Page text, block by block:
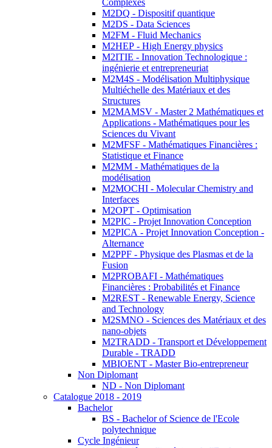
Complexes
M2DQ - Dispositif quantique
M2DS - Data Sciences
M2FM - Fluid Mechanics
M2HEP - High Energy physics
M2ITIE - Innovation Technologique :
ingénierie et entrepreneuriat
M2M4S - Modélisation Multiphysique
Multiéchelle des Matériaux et des
Structures
M2MAMSV - Master 2 Mathématiques et
Applications - Mathématiques pour les
Sciences du Vivant
M2MFSF - Mathématiques Financières :
Statistique et Finance
M2MM - Mathématiques de la
modélisation
M2MOCHI - Molecular Chemistry and
Interfaces
M2OPT - Optimisation
M2PIC - Projet Innovation Conception
M2PICA - Projet Innovation Conception -
Alternance
M2PPF - Physique des Plasmas et de la
Fusion
M2PROBAFI - Mathématiques
Financières : Probabilités et Finance
M2REST - Renewable Energy, Science
and Technology
M2SMNO - Sciences des Matériaux et des
nano-objets
M2TRADD - Transport et Développement
Durable - TRADD
MBIOENT - Master Bio-entrepreneur
Non Diplomant
ND - Non Diplomant
Catalogue 2018 - 2019
Bachelor
BS - Bachelor of Science de l'Ecole
polytechnique
Cycle Ingénieur